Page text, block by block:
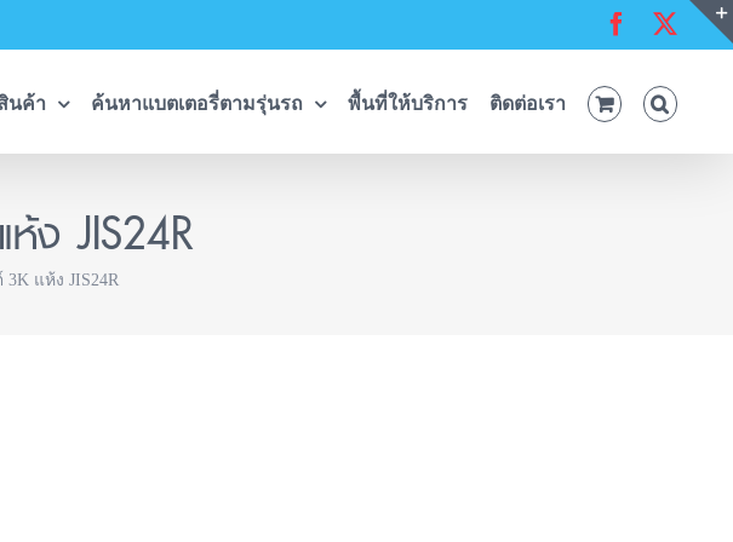
Facebook
นค้า ค้นหาแบตเตอรี่ตามรุ่นรถ พื้นที่ให้บริการ ติดต่อเรา
ง JIS24R
แห้ง JIS24R